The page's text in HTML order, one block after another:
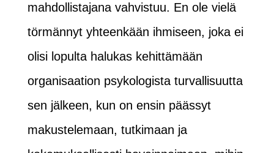
mahdollistajana vahvistuu. En ole vielä
törmännyt yhteenkään ihmiseen, joka ei
olisi lopulta halukas kehittämään
organisaation psykologista turvallisuutta
sen jälkeen, kun on ensin päässyt
makustelemaan, tutkimaan ja